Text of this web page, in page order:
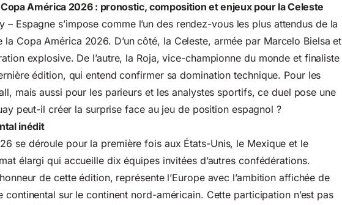
América 2026 : pronostic, composition et enjeux pour la Celeste
– Espagne s’impose comme l’un des rendez-vous les plus attendus de la
la Copa América 2026. D’un côté, la Celeste, armée par Marcelo Bielsa et
explosive. De l’autre, la Roja, vice-championne du monde et finaliste
édition, qui entend confirmer sa domination technique. Pour les
mais aussi pour les parieurs et les analystes sportifs, ce duel pose une
peut-il créer la surprise face au jeu de position espagnol ?
inédit
se déroule pour la première fois aux États-Unis, le Mexique et le
élargi qui accueille dix équipes invitées d’autres confédérations.
de cette édition, représente l’Europe avec l’ambition affichée de
continental sur le continent nord-américain. Cette participation n’est pas